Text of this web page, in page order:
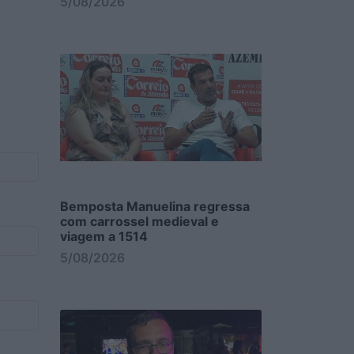
Bemposta Manuelina regressa
com carrossel medieval e
viagem a 1514
5/08/2026